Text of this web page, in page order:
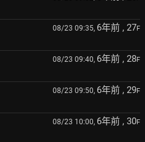
08/23 09:35, 6年前 , 27F
08/23 09:40, 6年前 , 28F
08/23 09:50, 6年前 , 29F
08/23 10:00, 6年前 , 30F